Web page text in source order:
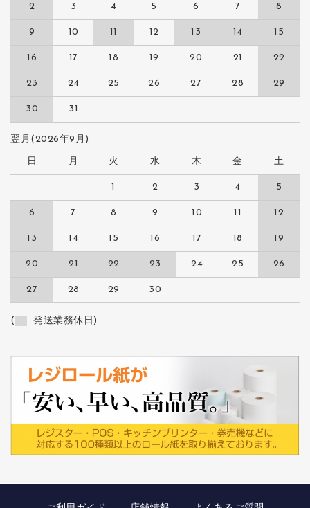
2 3 4 5 6 7 8
9 10 11 12 13 14 15
16 17 18 19 20 21 22
23 24 25 26 27 28 29
30 31
翌月(2026年9月)
日 月 火 水 木 金 土
1 2 3 4 5
6 7 8 9 10 11 12
13 14 15 16 17 18 19
20 21 22 23 24 25 26
27 28 29 30
( 発送業務休日)